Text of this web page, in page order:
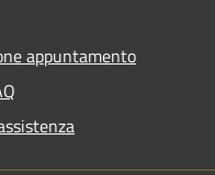
appuntamento